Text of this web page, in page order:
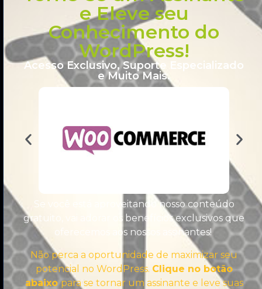
para criar
um site
headless
moderno
DESENVOLVIMENTO
E PROGRAMAÇÃO
e Eleve seu
Conhecimento do
WordPress!
Acesso Exclusivo, Suporte Especializado
e Muito Mais.
Se você está aproveitando nosso conteúdo
gratuito, vai adorar os benefícios exclusivos que
oferecemos aos nossos assinantes!
Não perca a oportunidade de maximizar seu
potencial no WordPress. Clique no botão
abaixopara se tornar um assinante e leve suas